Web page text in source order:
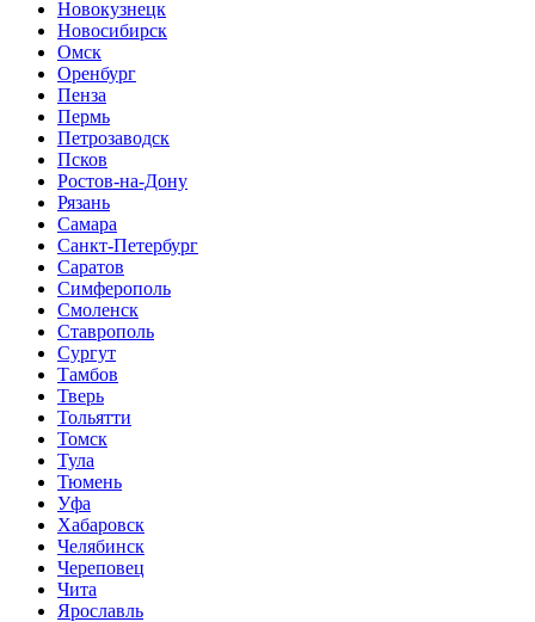
Новокузнецк
Новосибирск
Омск
Оренбург
Пенза
Пермь
Петрозаводск
Псков
Ростов-на-Дону
Рязань
Самара
Санкт-Петербург
Саратов
Симферополь
Смоленск
Ставрополь
Сургут
Тамбов
Тверь
Тольятти
Томск
Тула
Тюмень
Уфа
Хабаровск
Челябинск
Череповец
Чита
Ярославль